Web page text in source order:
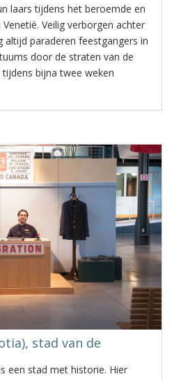
laars tijdens het beroemde en
Veilig verborgen achter
altijd paraderen feestgangers in
door de straten van de
bijna twee weken
stad van de
een stad met historie. Hier